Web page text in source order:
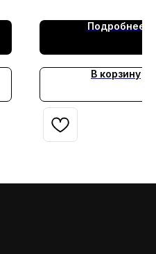
Подробнее
В корзину